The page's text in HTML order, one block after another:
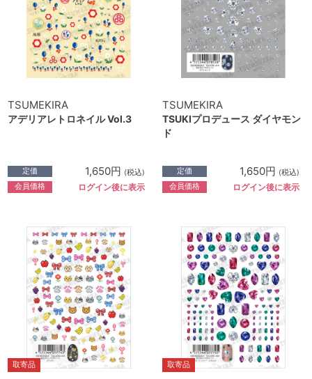
TSUMEKIRA
アデリアレトロネイル Vol.3
定価 1,650円 (税込)
会員価格 ログイン後に表示
TSUMEKIRA
TSUKIプロデュース ダイヤモン
ド
定価 1,650円 (税込)
会員価格 ログイン後に表示
取寄品 取寄品